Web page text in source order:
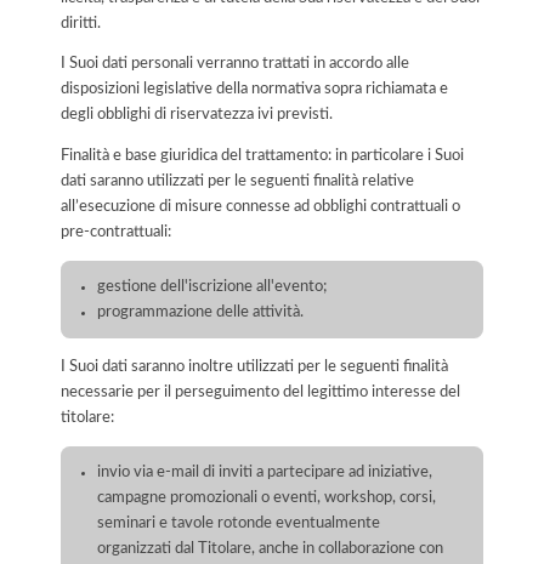
diritti.
I Suoi dati personali verranno trattati in accordo alle
disposizioni legislative della normativa sopra richiamata e
degli obblighi di riservatezza ivi previsti.
Finalità e base giuridica del trattamento: in particolare i Suoi
dati saranno utilizzati per le seguenti finalità relative
all’esecuzione di misure connesse ad obblighi contrattuali o
pre-contrattuali:
gestione dell'iscrizione all'evento;
programmazione delle attività.
I Suoi dati saranno inoltre utilizzati per le seguenti finalità
necessarie per il perseguimento del legittimo interesse del
titolare:
invio via e-mail di inviti a partecipare ad iniziative,
campagne promozionali o eventi, workshop, corsi,
seminari e tavole rotonde eventualmente
organizzati dal Titolare, anche in collaborazione con